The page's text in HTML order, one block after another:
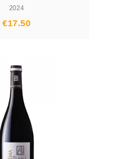
2024
Prix
€17.50